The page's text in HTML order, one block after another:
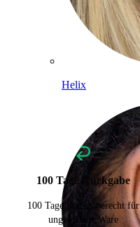
Helix
100 Tage Rückgabe
100 Tage Rückgaberecht für
ungeöffnete Ware